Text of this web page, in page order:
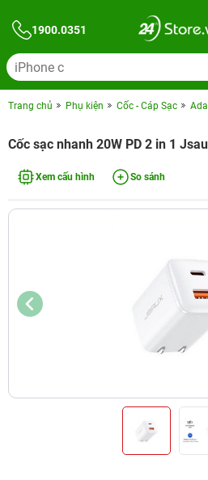
1900.0351
Trang chủ Phụ kiện Cốc - Cáp Sạc
Cốc sạc nhanh 20W PD 2 in 1
Xem cấu hình So sánh